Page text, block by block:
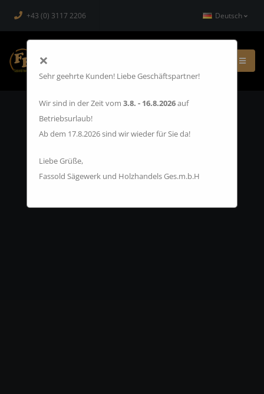
×
Sehr geehrte Kunden! Liebe Geschäftspartner!
Wir sind in der Zeit vom 3.8. - 16.8.2026auf
Betriebsurlaub!
Ab dem 17.8.2026 sind wir wieder für Sie da!
Liebe Grüße,
Fassold Sägewerk und Holzhandels Ges.m.b.H
+43 (0) 3117 2206 Deutsch